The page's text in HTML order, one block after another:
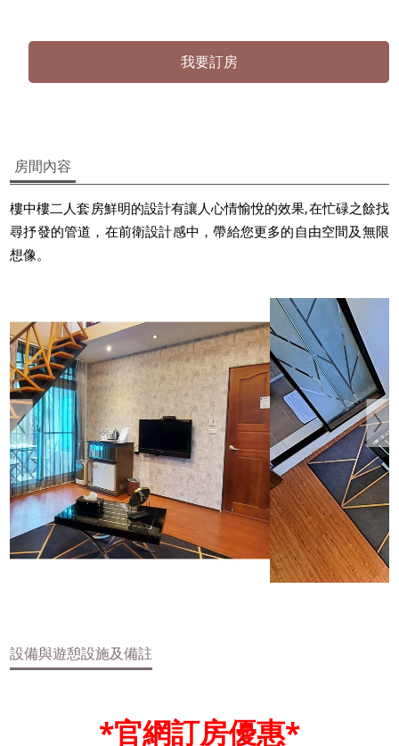
我要訂房
房間內容
樓中樓二人套房鮮明的設計有讓人心情愉悅的效果,在忙碌之餘找
尋抒發的管道，在前衛設計感中，帶給您更多的自由空間及無限
想像。
設備與遊憩設施及備註
*官網訂房優惠*